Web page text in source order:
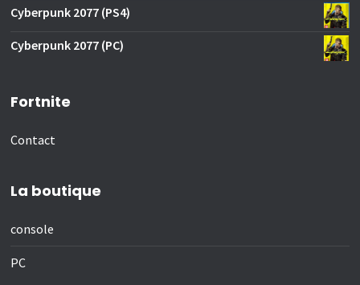
Cyberpunk 2077 (PS4)
Cyberpunk 2077 (PC)
Fortnite
Contact
La boutique
console
PC